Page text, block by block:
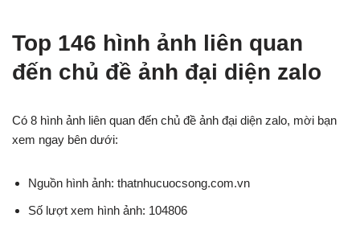
Top 146 hình ảnh liên quan
đến chủ đề ảnh đại diện zalo
Có 8 hình ảnh liên quan đến chủ đề ảnh đại diện zalo, mời bạn
xem ngay bên dưới:
Nguồn hình ảnh: thatnhucuocsong.com.vn
Số lượt xem hình ảnh: 104806